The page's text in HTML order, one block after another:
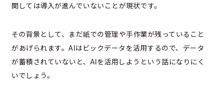
関しては導入が進んでいないことが現状です。
その背景として、まだ紙での管理や手作業が残っていること
があげられます。AIはビックデータを活用するので、データ
が蓄積されていないと、AIを活用しようという話になりにく
いでしょう。